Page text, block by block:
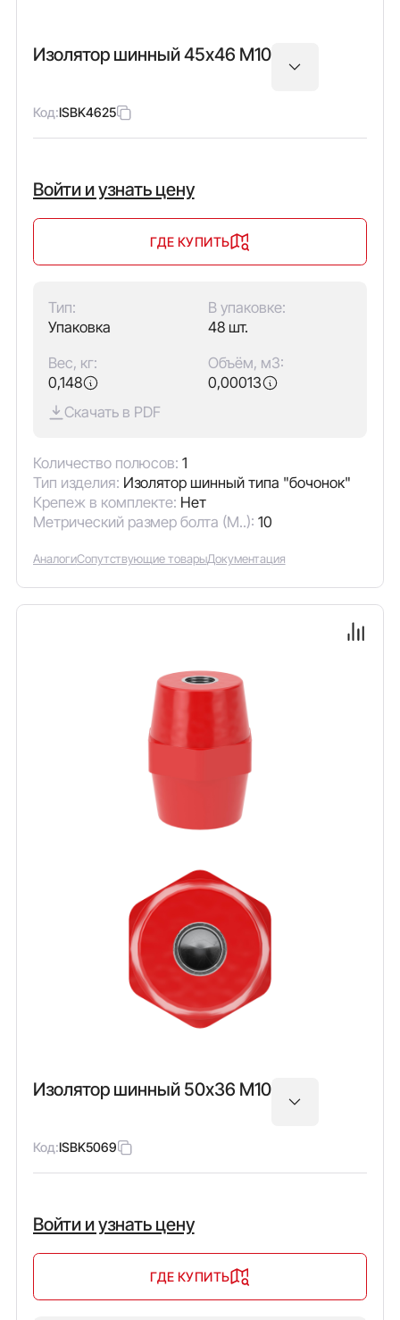
Изолятор шинный 45х46 М10
Код:ISBK4625
Войти и узнать цену
ГДЕ КУПИТЬ
Тип:
Упаковка
В упаковке:
48 шт.
Вес, кг:
0,148
Объём, м3:
0,00013
Скачать в PDF
Количество полюсов: 1
Тип изделия: Изолятор шинный типа "бочонок"
Крепеж в комплекте: Нет
Метрический размер болта (М..): 10
АналогиСопутствующие товарыДокументация
Изолятор шинный 50х36 М10
Код:ISBK5069
Войти и узнать цену
ГДЕ КУПИТЬ